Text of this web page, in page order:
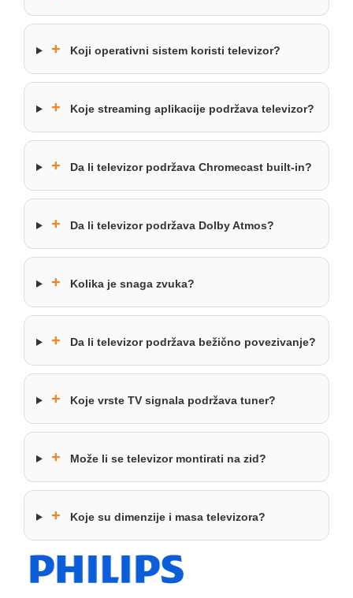
+ Koji operativni sistem koristi televizor?
+ Koje streaming aplikacije podržava televizor?
+ Da li televizor podržava Chromecast built-in?
+ Da li televizor podržava Dolby Atmos?
+ Kolika je snaga zvuka?
+ Da li televizor podržava bežično povezivanje?
+ Koje vrste TV signala podržava tuner?
+ Može li se televizor montirati na zid?
+ Koje su dimenzije i masa televizora?